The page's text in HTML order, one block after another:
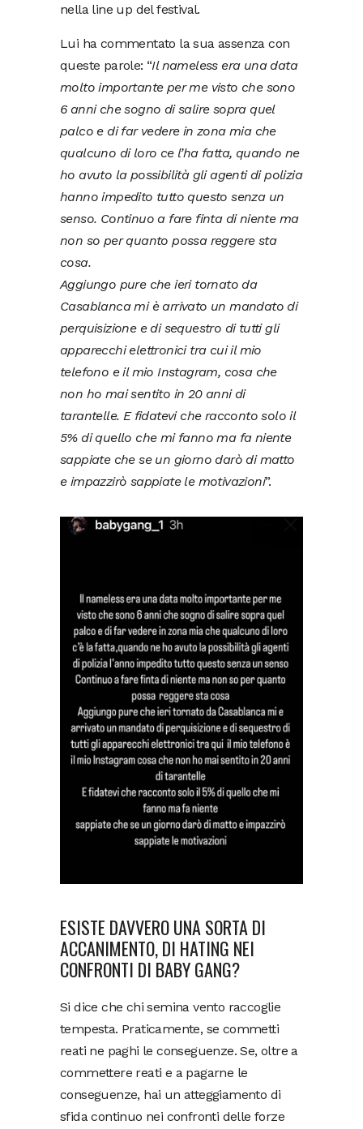
nella line up del festival.
Lui ha commentato la sua assenza con
queste parole: “Il nameless era una data
molto importante per me visto che sono
6 anni che sogno di salire sopra quel
palco e di far vedere in zona mia che
qualcuno di loro ce l’ha fatta, quando ne
ho avuto la possibilità gli agenti di polizia
hanno impedito tutto questo senza un
senso. Continuo a fare finta di niente ma
non so per quanto possa reggere sta
cosa.
Aggiungo pure che ieri tornato da
Casablanca mi è arrivato un mandato di
perquisizione e di sequestro di tutti gli
apparecchi elettronici tra cui il mio
telefono e il mio Instagram, cosa che
non ho mai sentito in 20 anni di
tarantelle. E fidatevi che racconto solo il
5% di quello che mi fanno ma fa niente
sappiate che se un giorno darò di matto
e impazzirò sappiate le motivazioni”.
ESISTE DAVVERO UNA SORTA DI
ACCANIMENTO, DI HATING NEI
CONFRONTI DI BABY GANG?
Si dice che chi semina vento raccoglie
tempesta. Praticamente, se commetti
reati ne paghi le conseguenze. Se, oltre a
commettere reati e a pagarne le
conseguenze, hai un atteggiamento di
sfida continuo nei confronti delle forze